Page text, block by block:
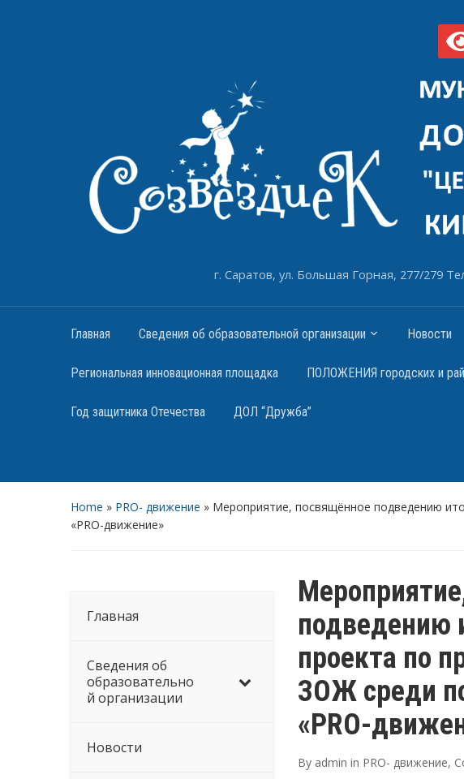
г. Саратов, ул. Большая Горная, 277/279
Главная Сведения об образовательной организации Новости
Региональная инновационная площадка ПОЛОЖЕНИЯ городских и
Год защитника Отечества ДОЛ “Дружба”
Home » PRO- движение » Мероприятие, посвящённое подведению
«PRO-движение»
Главная
Сведения об
образовательно
й организации
Новости
подведению
проекта по
ЗОЖ среди
«PRO-
By admin in PRO- движение,